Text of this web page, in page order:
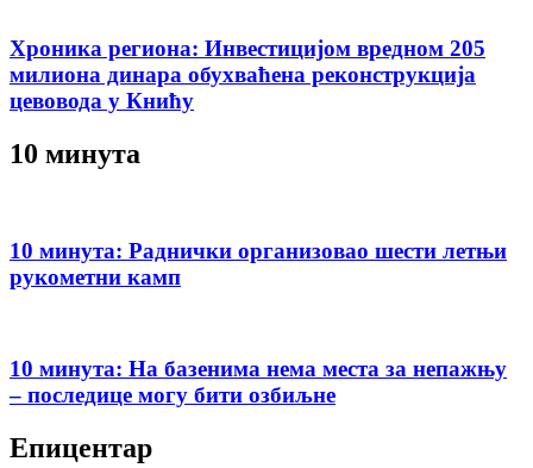
Хроника региона: Инвестицијом вредном 205
милиона динара обухваћена реконструкција
цевовода у Книћу
10 минута
10 минута: Раднички организовао шести летњи
рукометни камп
10 минута: На базенима нема места за непажњу
– последице могу бити озбиљне
Епицентар